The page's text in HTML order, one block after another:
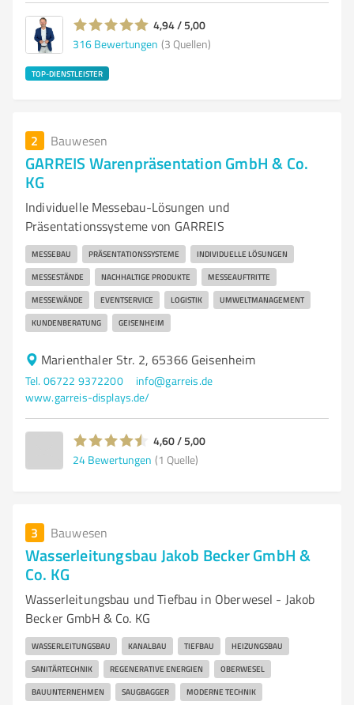
4,94 / 5,00
316 Bewertungen (3 Quellen)
TOP-DIENSTLEISTER
2 Bauwesen
GARREIS Warenpräsentation GmbH & Co.
KG
Individuelle Messebau-Lösungen und
Präsentationssysteme von GARREIS
MESSEBAU PRÄSENTATIONSSYSTEME INDIVIDUELLE LÖSUNGEN
MESSESTÄNDE NACHHALTIGE PRODUKTE MESSEAUFTRITTE
MESSEWÄNDE EVENTSERVICE LOGISTIK UMWELTMANAGEMENT
KUNDENBERATUNG GEISENHEIM
Marienthaler Str. 2, 65366 Geisenheim
Tel. 06722 9372200
info@garreis.de
www.garreis-displays.de/
4,60 / 5,00
24 Bewertungen (1 Quelle)
3 Bauwesen
Wasserleitungsbau Jakob Becker GmbH &
Co. KG
Wasserleitungsbau und Tiefbau in Oberwesel - Jakob
Becker GmbH & Co. KG
WASSERLEITUNGSBAU KANALBAU TIEFBAU HEIZUNGSBAU
SANITÄRTECHNIK REGENERATIVE ENERGIEN OBERWESEL
BAUUNTERNEHMEN SAUGBAGGER MODERNE TECHNIK